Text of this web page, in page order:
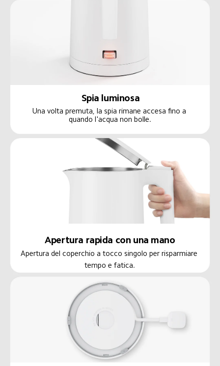
Spia luminosa
Una volta premuta, la spia rimane accesa fino a
quando l'acqua non bolle.
Apertura rapida con una mano
Apertura del coperchio a tocco singolo per risparmiare
tempo e fatica.